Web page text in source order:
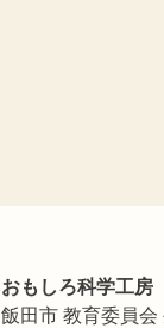
おもしろ科学工房
飯田市 教育委員